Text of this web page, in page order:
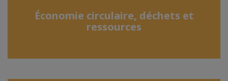
Économie circulaire, déchets et
ressources